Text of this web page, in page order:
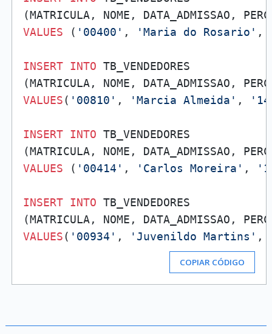
VALUES ( '00400' , 'Maria do Rosario' ,
INSERT INTO TB_VENDEDORES
VALUES( '00810' , 'Marcia Almeida' ,
INSERT INTO TB_VENDEDORES
VALUES ( '00414' , 'Carlos Moreira' ,
INSERT INTO TB_VENDEDORES
VALUES( '00934' , 'Juvenildo Martins' ,
COPIAR CÓDIGO